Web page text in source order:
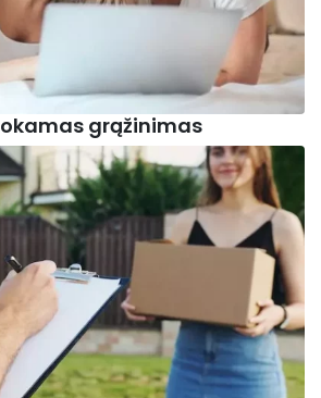
grąžinimas